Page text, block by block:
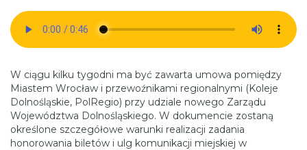
W ciągu kilku tygodni ma być zawarta umowa pomiędzy
Miastem Wrocław i przewoźnikami regionalnymi (Koleje
Dolnośląskie, PolRegio) przy udziale nowego Zarządu
Województwa Dolnośląskiego. W dokumencie zostaną
określone szczegółowe warunki realizacji zadania
honorowania biletów i ulg komunikacji miejskiej w